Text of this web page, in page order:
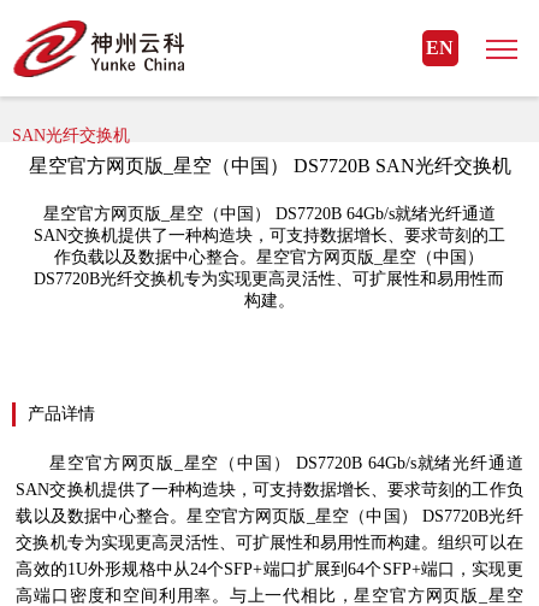
星空官方网页版_星空（中国）
EN
星空官方网页版_星空（中国）> 星空官方网页版_星空（中国） 存储>
SAN光纤交换机
星空官方网页版_星空（中国） DS7720B SAN光纤交换机
星空官方网页版_星空（中国） DS7720B 64Gb/s就绪光纤通道
SAN交换机提供了一种构造块，可支持数据增长、要求苛刻的工
作负载以及数据中心整合。星空官方网页版_星空（中国）
DS7720B光纤交换机专为实现更高灵活性、可扩展性和易用性而
构建。
产品详情
星空官方网页版_星空（中国）DS7720B 64Gb/s就绪光纤通道
SAN交换机提供了一种构造块，可支持数据增长、要求苛刻的工作负
载以及数据中心整合。星空官方网页版_星空（中国）DS7720B光纤
交换机专为实现更高灵活性、可扩展性和易用性而构建。组织可以在
高效的1U外形规格中从24个SFP+端口扩展到64个SFP+端口，实现更
高端口密度和空间利用率。与上一代相比，星空官方网页版_星空